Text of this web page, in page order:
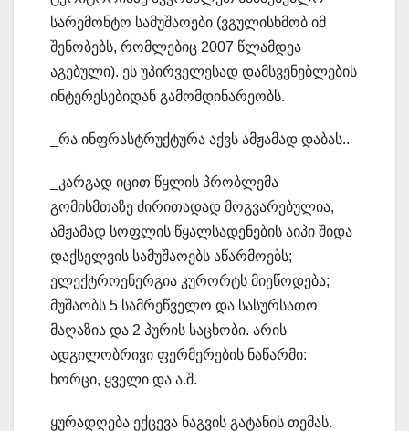
სარემონტო სამუშაოები (ვგულისხმობ იმ
შენობებს, რომლებიც 2007 წლამდეა
აგებული). ეს უპირველესად დამსვენებლების
ინტერესებიდან გამომდინარეობს.
_რა ინფრასტრუქტურა აქვს ამჟამად დაბას..
_კარგად იცით წყლის პრობლემა
გომისმთაზე ძირითადად მოგვარებულია,
ამჟამად სოფლის წყალსადენების აიპი შიდა
დაქსელვის სამუშაოებს აწარმოებს;
ელექტროენერგია კურორტს მიეწოდება;
მუშაობს 5 სამრეწველო და სასურსათო
მაღაზია და 2 პურის საცხობი. არის
ადგილობრივი ფერმერების ნაწარმი:
ხორცი, ყველი და ა.შ.
ყურადღება ექცევა ნაგვის გატანის თემას.